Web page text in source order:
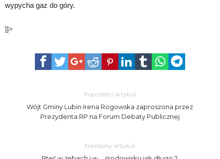
wypycha gaz do góry.
]]>
Poprzedni artykuł
Wójt Gminy Lubin Irena Rogowska zaproszona przez
Prezydenta RP na Forum Debaty Publicznej
Następny artykuł